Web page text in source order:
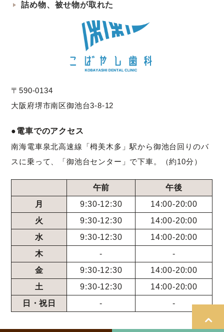
詰め物、被せ物が取れた
〒590-0134
大阪府堺市南区御池台3-8-12
●電車でのアクセス
南海電車泉北高速線「栂美木多」駅から御池台回りのバ
スに乗って、「御池台センター」で下車。（約10分）
午前
午後
月
9:30-12:30
14:00-20:00
火
9:30-12:30
14:00-20:00
水
9:30-12:30
14:00-20:00
木
-
-
金
9:30-12:30
14:00-20:00
土
9:30-12:30
14:00-20:00
日・祝日
- -